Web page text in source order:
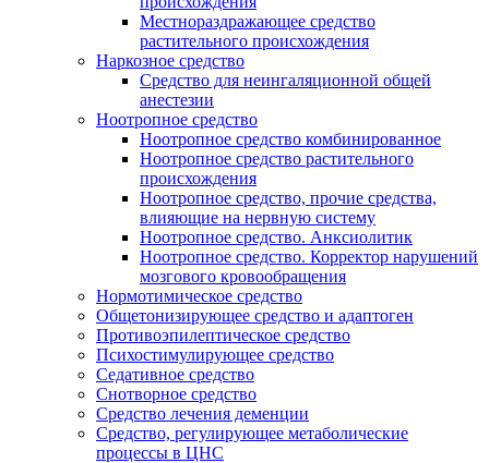
Местнораздражающее средство
растительного происхождения
Наркозное средство
Средство для неингаляционной общей
анестезии
Ноотропное средство
Ноотропное средство комбинированное
Ноотропное средство растительного
происхождения
Ноотропное средство, прочие средства,
влияющие на нервную систему
Ноотропное средство. Анксиолитик
Ноотропное средство. Корректор нарушений
мозгового кровообращения
Нормотимическое средство
Общетонизирующее средство и адаптоген
Противоэпилептическое средство
Психостимулирующее средство
Седативное средство
Снотворное средство
Средство лечения деменции
Средство, регулирующее метаболические
процессы в ЦНС